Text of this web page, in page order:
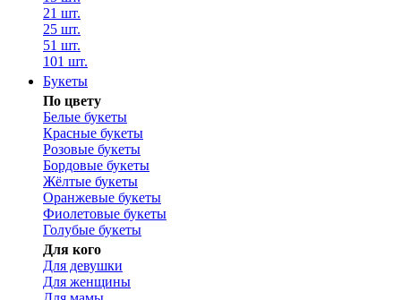
21 шт.
25 шт.
51 шт.
101 шт.
Букеты
По цвету
Белые букеты
Красные букеты
Розовые букеты
Бордовые букеты
Жёлтые букеты
Оранжевые букеты
Фиолетовые букеты
Голубые букеты
Для кого
Для девушки
Для женщины